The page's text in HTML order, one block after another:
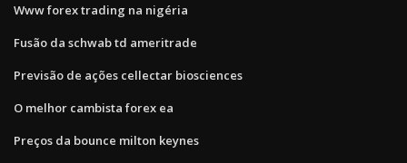
Www forex trading na nigéria
Fusão da schwab td ameritrade
Previsão de ações cellectar biosciences
O melhor cambista forex ea
Preços da bounce milton keynes